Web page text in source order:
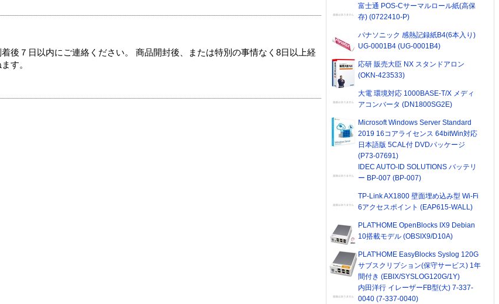
後７日以内にご連絡ください。 商品開封後、または特別の事情なく8日以上経
す。
富士通 POS-Cサーマルロール紙(高保
存) (0722410-P)
パナソニック 感熱記録紙B4(6本入り)
UG-0001B4 (UG-0001B4)
応研 販売大臣 NX スタンドアロン
(OKN-423533)
大電 環境対応 1000BASE-T/X メディ
アコンバータ (DN1800SG2E)
Microsoft Windows Server Standard
2019 16コアライセンス 64bitWin対応
日本語版 5CAL付 DVDパッケージ
(P73-07691)
IDEC AUTO-ID SOLUTIONS バッテリ
ー BP-007 (BP-007)
TP-Link AX1800 壁面埋め込み型 Wi-Fi
6アクセスポイント (EAP615-WALL)
PLAT'HOME OpenBlocks IX9 Debian
10搭載モデル (OBSIX9/D10A)
PLAT'HOME EasyBlocks Syslog 120G
サブスクリプション(保守サービス) 1年
間付き (EBIX/SYSLOG120G/1Y)
内田洋行 イレーザーFB型(大) 7-337-
0040 (7-337-0040)